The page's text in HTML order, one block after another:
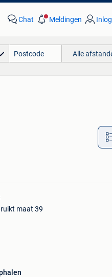
Chat Meldingen
Alle
maat 39